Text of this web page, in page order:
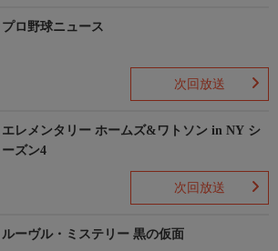
プロ野球ニュース
次回放送
エレメンタリー ホームズ&ワトソン in NY シ
ーズン4
次回放送
ルーヴル・ミステリー 黒の仮面